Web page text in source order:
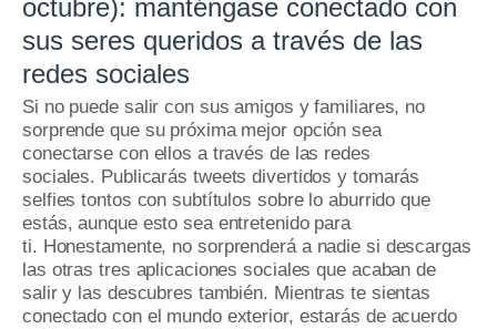
octubre): manténgase conectado con
sus seres queridos a través de las
redes sociales
Si no puede salir con sus amigos y familiares, no
sorprende que su próxima mejor opción sea
conectarse con ellos a través de las redes
sociales. Publicarás tweets divertidos y tomarás
selfies tontos con subtítulos sobre lo aburrido que
estás, aunque esto sea entretenido para
ti. Honestamente, no sorprenderá a nadie si descargas
las otras tres aplicaciones sociales que acaban de
salir y las descubres también. Mientras te sientas
conectado con el mundo exterior, estarás de acuerdo